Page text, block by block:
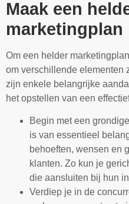
Maak een
marketingplan
Om een helder
om verschillende elementen
zijn enkele belangrijke
het opstellen van een
Begin met een
is van essentieel
behoeften, wensen en
klanten. Zo kun je
die aansluiten bij hun
Verdiep je in de